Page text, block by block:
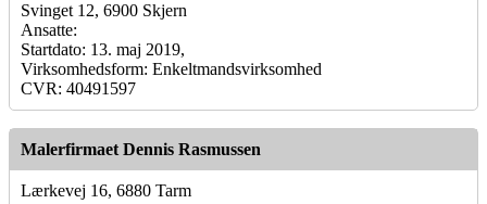
Svinget 12, 6900 Skjern
Ansatte:
Startdato: 13. maj 2019,
Virksomhedsform: Enkeltmandsvirksomhed
CVR: 40491597
Malerfirmaet Dennis Rasmussen
Lærkevej 16, 6880 Tarm